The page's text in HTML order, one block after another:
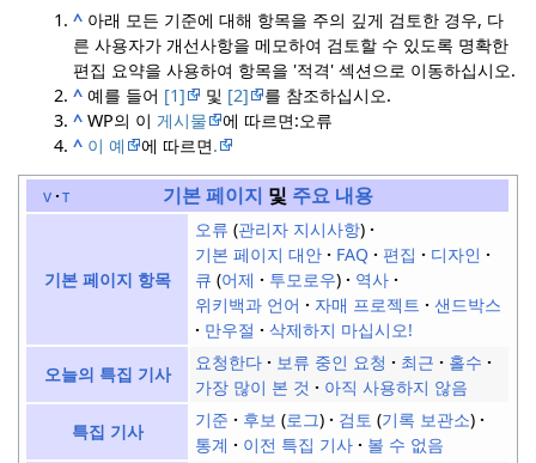
^ 아래 모든 기준에 대해 항목을 주의 깊게 검토한 경우, 다
른 사용자가 개선사항을 메모하여 검토할 수 있도록 명확한
편집 요약을 사용하여 항목을 '적격' 섹션으로 이동하십시오.
^ 예를 들어 [1] 및 [2]
를 참조하십시오.
^ WP의 이게시물 에 따르면:오류
^ 이 예 에 따르면.
v t 기본 페이지 및 주요 내용
기본 페이지 항목
오류 관리자 지시사항
기본 페이지 대안
FAQ 편집
디자인
큐 어제 투모로우
역사
위키백과 언어
자매 프로젝트
샌드박스
만우절
삭제하지 마십시오!
오늘의 특집 기사
요청한다 보류 중인 요청 최근
홀수
가장 많이 본 것
아직 사용하지 않음
특집 기사
기준 후보 로그 검토 기록 보관소
통계
이전 특집 기사 볼 수 없음